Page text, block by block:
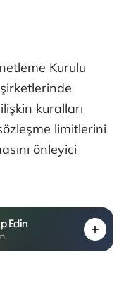
Kurulu
kuralları
limitlerini
önleyici
Edin